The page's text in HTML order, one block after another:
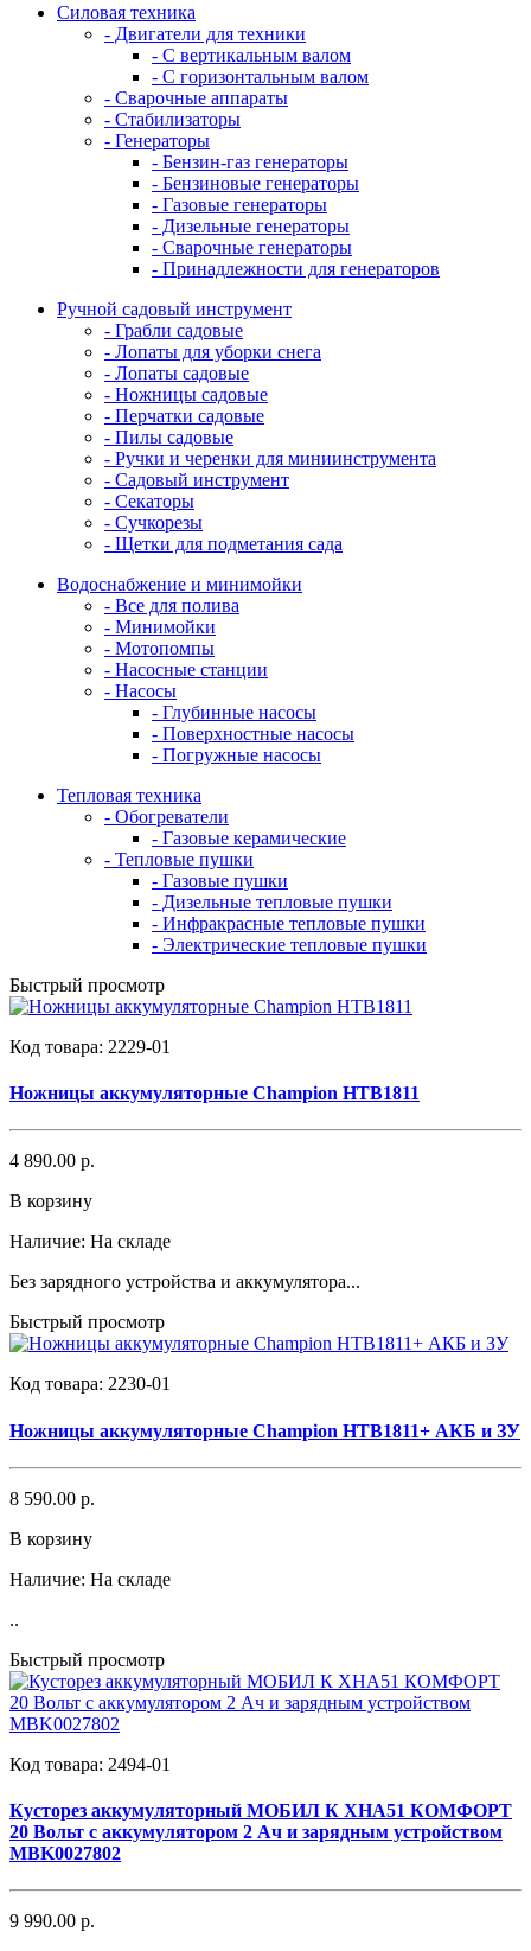
Силовая техника
- Двигатели для техники
- С вертикальным валом
- С горизонтальным валом
- Сварочные аппараты
- Стабилизаторы
- Генераторы
- Бензин-газ генераторы
- Бензиновые генераторы
- Газовые генераторы
- Дизельные генераторы
- Сварочные генераторы
- Принадлежности для генераторов
Ручной садовый инструмент
- Грабли садовые
- Лопаты для уборки снега
- Лопаты садовые
- Ножницы садовые
- Перчатки садовые
- Пилы садовые
- Ручки и черенки для миниинструмента
- Садовый инструмент
- Секаторы
- Сучкорезы
- Щетки для подметания сада
Водоснабжение и минимойки
- Все для полива
- Минимойки
- Мотопомпы
- Насосные станции
- Насосы
- Глубинные насосы
- Поверхностные насосы
- Погружные насосы
Тепловая техника
- Обогреватели
- Газовые керамические
- Тепловые пушки
- Газовые пушки
- Дизельные тепловые пушки
- Инфракрасные тепловые пушки
- Электрические тепловые пушки
Быстрый просмотр
Код товара: 2229-01
Ножницы аккумуляторные Champion HTB1811
4 890.00 р.
В корзину
Наличие: На складе
Без зарядного устройства и аккумулятора...
Быстрый просмотр
Код товара: 2230-01
Ножницы аккумуляторные Champion HTB1811+ АКБ и ЗУ
8 590.00 р.
В корзину
Наличие: На складе
..
Быстрый просмотр
Код товара: 2494-01
Кусторез аккумуляторный МОБИЛ К XHA51 КОМФОРТ
20 Вольт с аккумулятором 2 Ач и зарядным устройством
MBK0027802
9 990.00 р.